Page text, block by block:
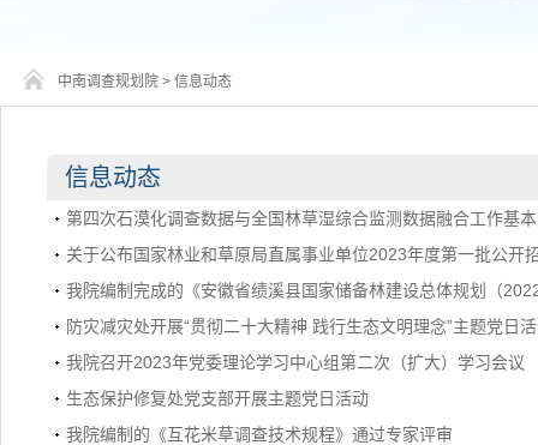
中南调查规划院 > 信息动态
信息动态
第四次石漠化调查数据与全国林草湿综合监测数据融合工作基
关于公布国家林业和草原局直属事业单位2023年度第一批公开
我院编制完成的《安徽省绩溪县国家储备林建设总体规划（
防灾减灾处开展“贯彻二十大精神 践行生态文明理念”主题党日
我院召开2023年党委理论学习中心组第二次（扩大）学习会议
生态保护修复处党支部开展主题党日活动
我院编制的《互花米草调查技术规程》通过专家评审